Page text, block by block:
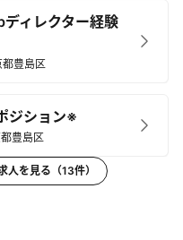
ィレクター経験
都豊島区
ジション※
豊島区
人を見る（13件）